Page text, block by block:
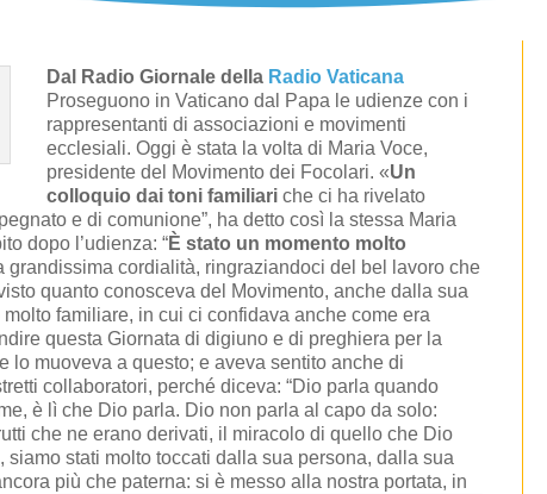
Dal Radio Giornale della Radio Vaticana
Proseguono in Vaticano dal Papa le udienze con i
rappresentanti di associazioni e movimenti
ecclesiali. Oggi è stata la volta di Maria Voce,
presidente del Movimento dei Focolari. «Un
colloquio dai toni familiari che ci ha rivelato
e di comunione”, ha detto così la stessa Maria
dopo l’udienza: “È stato un momento molto
grandissima cordialità, ringraziandoci del bel lavoro che
quanto conosceva del Movimento, anche dalla sua
familiare, in cui ci confidava anche come era
questa Giornata di digiuno e di preghiera per la
lo muoveva a questo; e aveva sentito anche di
collaboratori, perché diceva: “Dio parla quando
è lì che Dio parla. Dio non parla al capo da solo:
che ne erano derivati, il miracolo di quello che Dio
stati molto toccati dalla sua persona, dalla sua
più che paterna: si è messo alla nostra portata, in